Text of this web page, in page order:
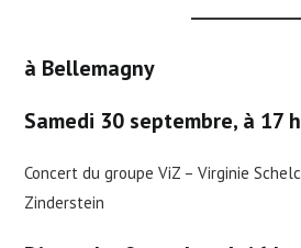
à Bellemagny
Samedi 30 septembre, à 17 h
Concert du groupe ViZ – Virginie
Zinderstein